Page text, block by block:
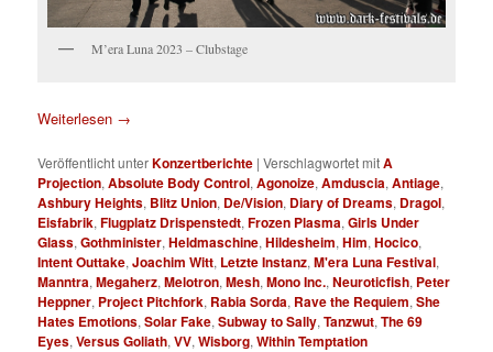
M’era Luna 2023 – Clubstage
Weiterlesen →
Veröffentlicht unterKonzertberichte |Verschlagwortet mitA
Projection,Absolute Body Control,Agonoize,Amduscia,Antiage,
Ashbury Heights, Blitz Union, De/Vision, Diary of Dreams, Dragol,
Eisfabrik,Flugplatz Drispenstedt,Frozen Plasma,Girls Under
Glass,Gothminister,Heldmaschine,Hildesheim,Him,Hocico,
Intent Outtake,Joachim Witt, Letzte Instanz,M'era Luna Festival,
Manntra,Megaherz,Melotron,Mesh,Mono Inc.,Neuroticfish, Peter
Heppner, Project Pitchfork, Rabia Sorda, Rave the Requiem,She
Hates Emotions,Solar Fake,Subway to Sally,Tanzwut,The 69
Eyes,Versus Goliath,VV,Wisborg,Within Temptation